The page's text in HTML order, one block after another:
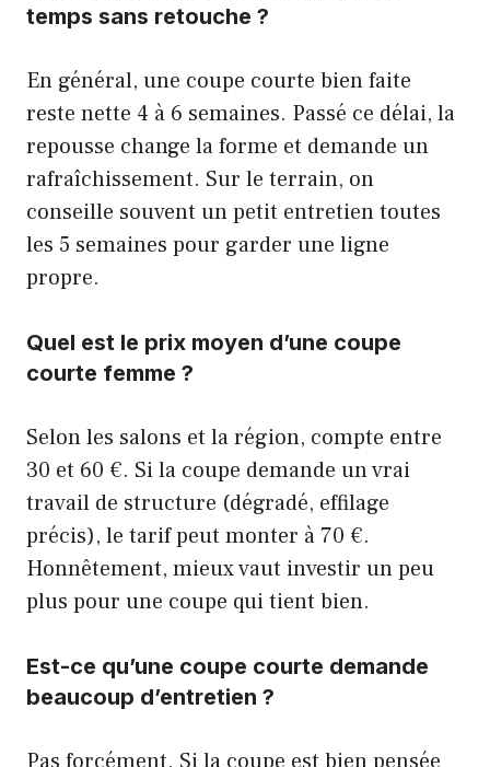
temps sans retouche ?
En général, une coupe courte bien faite
reste nette 4 à 6 semaines. Passé ce délai, la
repousse change la forme et demande un
rafraîchissement. Sur le terrain, on
conseille souvent un petit entretien toutes
les 5 semaines pour garder une ligne
propre.
Quel est le prix moyen d’une coupe
courte femme ?
Selon les salons et la région, compte entre
30 et 60 €. Si la coupe demande un vrai
travail de structure (dégradé, effilage
précis), le tarif peut monter à 70 €.
Honnêtement, mieux vaut investir un peu
plus pour une coupe qui tient bien.
Est-ce qu’une coupe courte demande
beaucoup d’entretien ?
Pas forcément. Si la coupe est bien pensée